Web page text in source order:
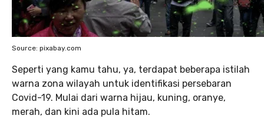
Source: pixabay.com
Seperti yang kamu tahu, ya, terdapat beberapa istilah
warna zona wilayah untuk identifikasi persebaran
Covid-19. Mulai dari warna hijau, kuning, oranye,
merah, dan kini ada pula hitam.